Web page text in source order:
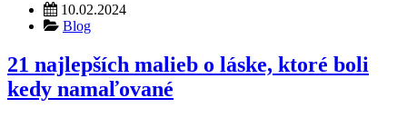
10.02.2024
Blog
21 najlepších malieb o láske, ktoré boli
kedy namaľované